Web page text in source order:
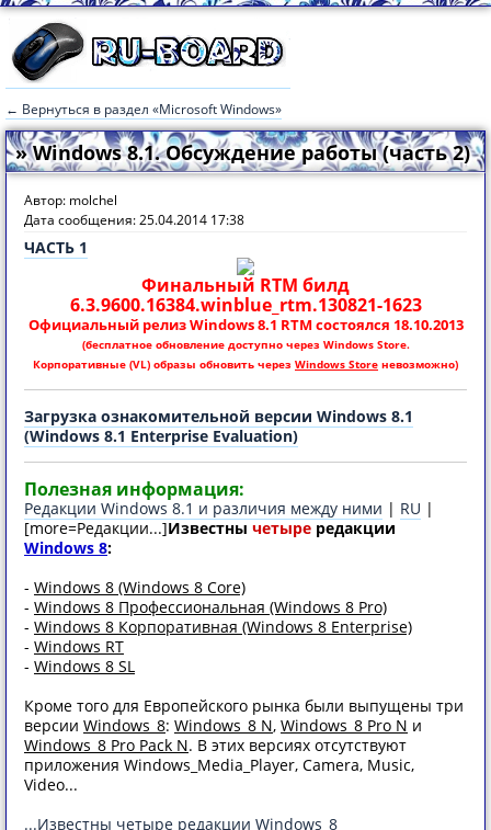
← Вернуться в раздел «Microsoft Windows»
» Windows 8.1. Обсуждение работы (часть 2)
Автор: molchel
Дата сообщения: 25.04.2014 17:38
ЧАСТЬ 1
Финальный RTM билд
6.3.9600.16384.winblue_rtm.130821-1623
Официальный релиз Windоws 8.1 RTM состоялся 18.10.2013
(бесплатное обнoвление доступно через Windоws Store.
Корпоративные (VL) образы обновить через Windows Store невозможно)
Загрузка ознакомительной версии Windоws 8.1
(Windоws 8.1 Enterprise Evaluation)
Полезная информация:
Редакции Windоws 8.1 и различия между ними | RU |
[more=Редакции...]Известны четыре редакции
Windows 8:
- Windows 8 (Windows 8 Core)
- Windows 8 Профессиональная (Windows 8 Pro)
- Windows 8 Корпоративная (Windows 8 Enterprise)
- Windows RT
- Windows 8 SL
Кроме того для Европейского рынка были выпущены три
версии Windows_8: Windows_8 N, Windows_8 Pro N и
Windows_8 Pro Pack N. В этих версиях отсутствуют
приложения Windows_Media_Player, Camera, Music,
Video...
...Известны четыре редакции Windows_8